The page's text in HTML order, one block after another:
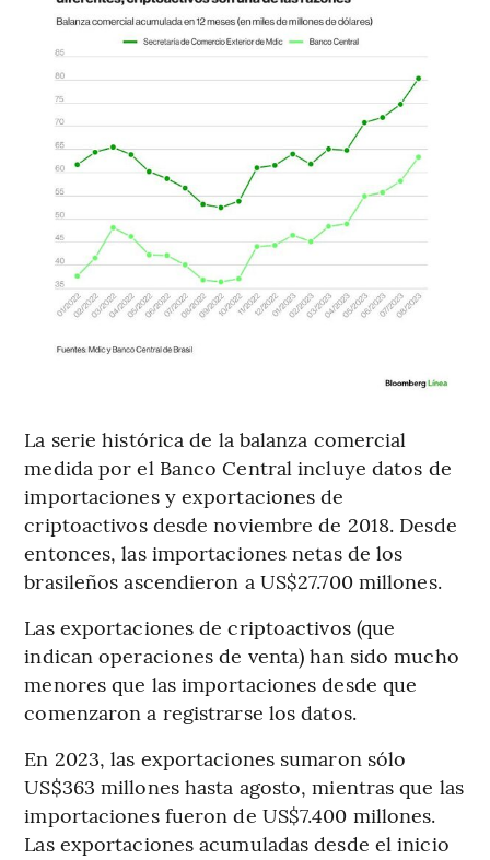
La serie histórica de la balanza comercial
medida por el Banco Central incluye datos de
importaciones y exportaciones de
criptoactivos desde noviembre de 2018. Desde
entonces, las importaciones netas de los
brasileños ascendieron a US$27.700 millones.
Las exportaciones de criptoactivos (que
indican operaciones de venta) han sido mucho
menores que las importaciones desde que
comenzaron a registrarse los datos.
En 2023, las exportaciones sumaron sólo
US$363 millones hasta agosto, mientras que las
importaciones fueron de US$7.400 millones.
Las exportaciones acumuladas desde el inicio